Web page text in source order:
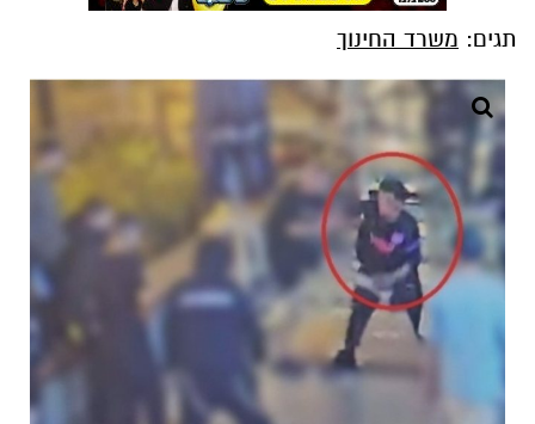
תגים: משרד החינוך